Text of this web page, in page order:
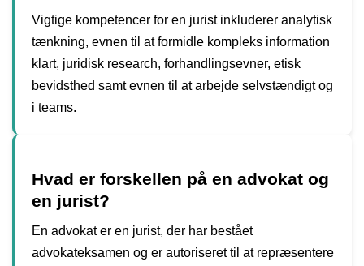
Vigtige kompetencer for en jurist inkluderer analytisk
tænkning, evnen til at formidle kompleks information
klart, juridisk research, forhandlingsevner, etisk
bevidsthed samt evnen til at arbejde selvstændigt og
i teams.
Hvad er forskellen på en advokat og
en jurist?
En advokat er en jurist, der har bestået
advokateksamen og er autoriseret til at repræsentere